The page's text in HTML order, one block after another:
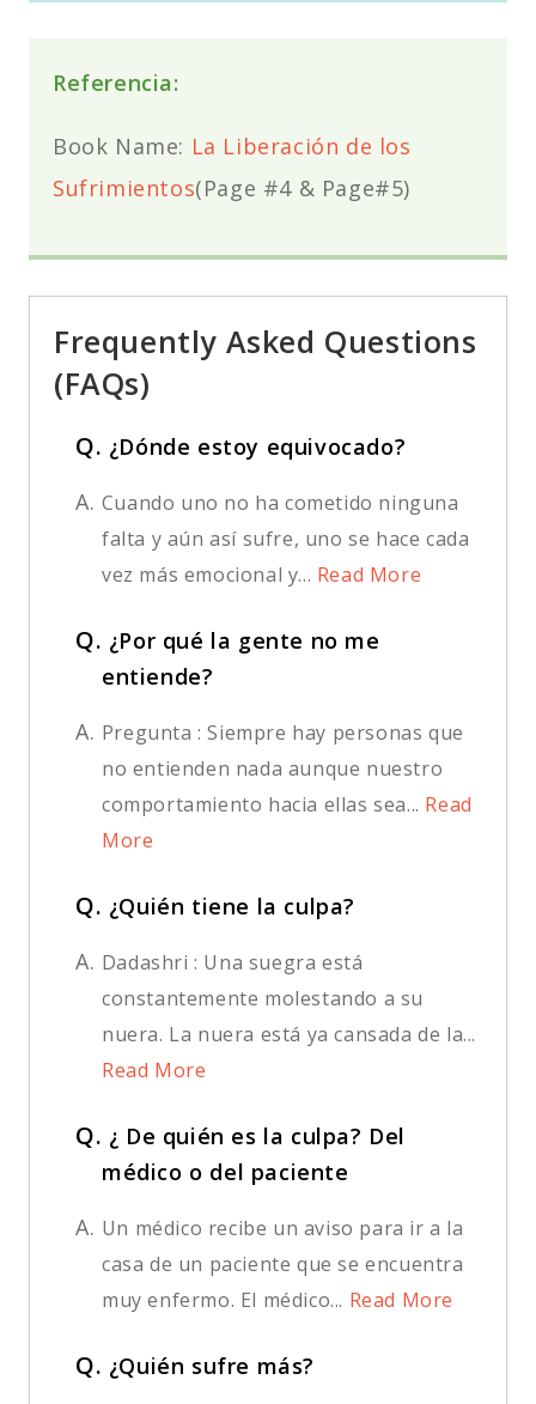
Referencia:
Book Name: La Liberación de los
Sufrimientos(Page #4 & Page#5)
Frequently Asked Questions
(FAQs)
Q. ¿Dónde estoy equivocado?
A. Cuando uno no ha cometido ninguna
falta y aún así sufre, uno se hace cada
vez más emocional y... Read More
Q. ¿Por qué la gente no me
entiende?
A. Pregunta : Siempre hay personas que
no entienden nada aunque nuestro
comportamiento hacia ellas sea... Read
More
Q. ¿Quién tiene la culpa?
A. Dadashri : Una suegra está
constantemente molestando a su
nuera. La nuera está ya cansada de la...
Read More
Q. ¿ De quién es la culpa? Del
médico o del paciente
A. Un médico recibe un aviso para ir a la
casa de un paciente que se encuentra
muy enfermo. El médico... Read More
Q. ¿Quién sufre más?